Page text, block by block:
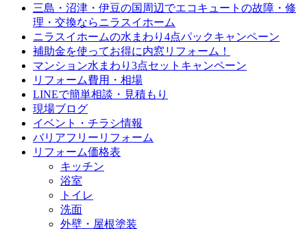
三島・沼津・伊豆の国周辺でエコキュートの故障・修
理・交換ならニラスイホーム
ニラスイホームの水まわり4点パックキャンペーン
補助金を使ってお得に内窓リフォーム！
マンション水まわり3点セットキャンペーン
リフォーム費用・相場
LINEで簡単相談・見積もり
現場ブログ
イベント・チラシ情報
バリアフリーリフォーム
リフォーム価格表
キッチン
浴室
トイレ
洗面
外壁・屋根塗装